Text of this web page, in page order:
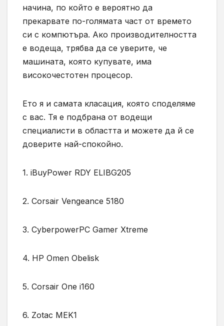
начина, по който е вероятно да
прекарвате по-голямата част от времето
си с компютъра. Ако производителността
е водеща, трябва да се уверите, че
машината, която купувате, има
високочестотен процесор.
Ето я и самата класация, която споделяме
с вас. Тя е подбрана от водещи
специалисти в областта и можете да й се
доверите най-спокойно.
1. iBuyPower RDY ELIBG205
2. Corsair Vengeance 5180
3. CyberpowerPC Gamer Xtreme
4. HP Omen Obelisk
5. Corsair One i160
6. Zotac MEK1